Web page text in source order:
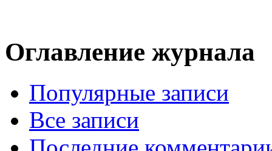
Оглавление журнала
Популярные записи
Все записи